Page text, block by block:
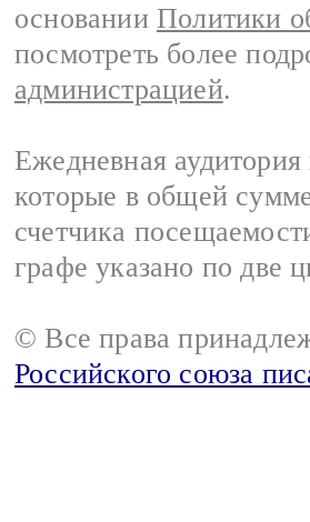
основании Политики
посмотреть более
администрацией.
Ежедневная
которые в общей
счетчика
графе указано по две
© Все права
Российского союза